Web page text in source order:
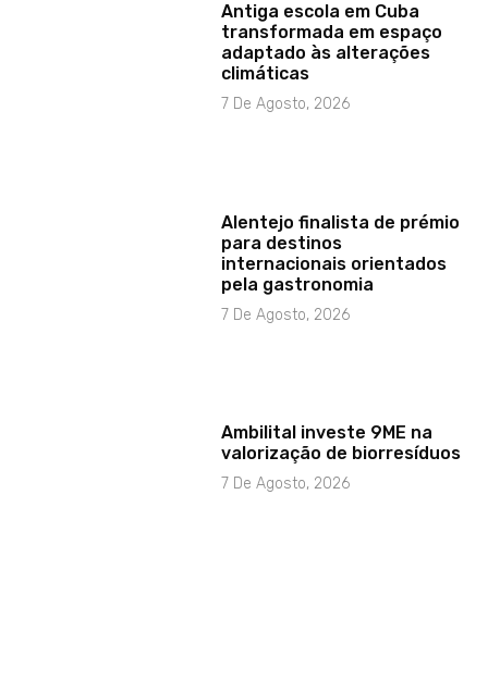
Antiga escola em Cuba
transformada em espaço
adaptado às alterações
climáticas
7 De Agosto, 2026
Alentejo finalista de prémio
para destinos
internacionais orientados
pela gastronomia
7 De Agosto, 2026
Ambilital investe 9ME na
valorização de biorresíduos
7 De Agosto, 2026